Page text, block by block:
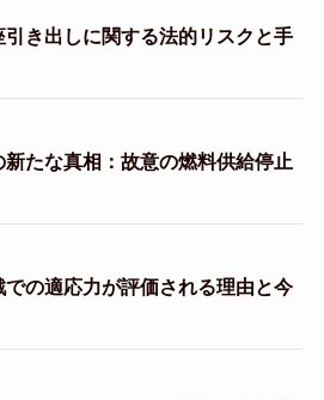
き出しに関する法的リスクと手
たな真相：故意の燃料供給停止
の適応力が評価される理由と今